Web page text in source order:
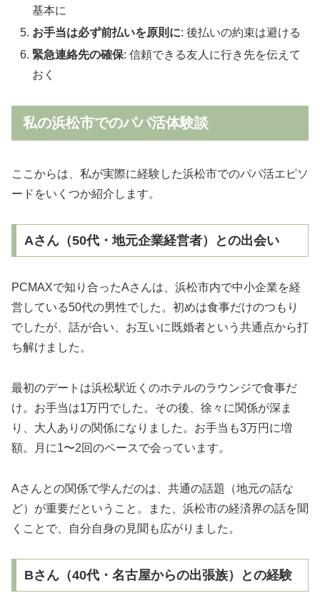
基本に
お手当は必ず前払いを原則に: 後払いの約束は避ける
緊急連絡先の確保: 信頼できる友人に行き先を伝えて
おく
私の浜松市でのパパ活体験談
ここからは、私が実際に経験した浜松市でのパパ活エピソ
ードをいくつか紹介します。
Aさん（50代・地元企業経営者）との出会い
PCMAXで知り合ったAさんは、浜松市内で中小企業を経
営している50代の男性でした。初めは食事だけのつもり
でしたが、話が合い、お互いに既婚者という共通点から打
ち解けました。
最初のデートは浜松駅近くのホテルのラウンジで食事だ
け。お手当は1万円でした。その後、徐々に関係が深ま
り、大人ありの関係になりました。お手当も3万円に増
額。月に1〜2回のペースで会っています。
Aさんとの関係で学んだのは、共通の話題（地元の話な
ど）が重要だということ。また、浜松市の経済界の話を聞
くことで、自分自身の見聞も広がりました。
Bさん（40代・名古屋からの出張族）との経験